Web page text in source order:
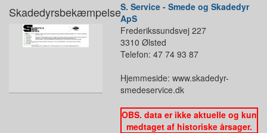
SkadedyrsbekæmpelseS. Service - Smede og Skadedyr
ApS
Frederikssundsvej 227
3310 Ølsted
Telefon: 47 74 93 87
Hjemmeside: www.skadedyr-
smedeservice.dk
OBS. data er ikke aktuelle og kun
medtaget af historiske årsager.